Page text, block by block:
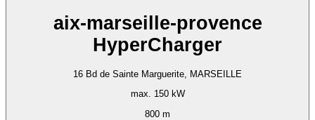
aix-marseille-provence
HyperCharger
16 Bd de Sainte Marguerite, MARSEILLE
max. 150 kW
800 m